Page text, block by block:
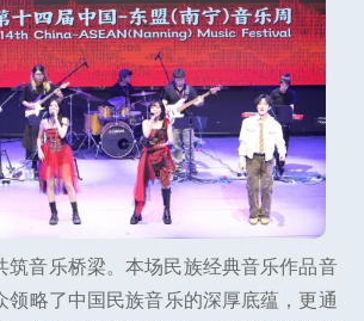
筑音乐桥梁。本场民族经典音乐作品音
领略了中国民族音乐的深厚底蕴，更通